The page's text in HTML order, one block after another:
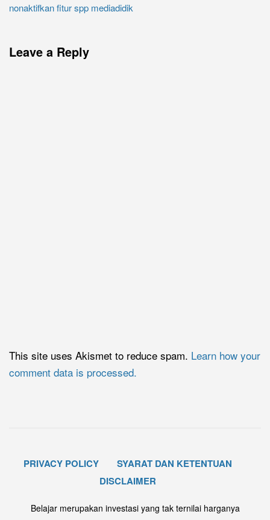
nonaktifkan fitur spp mediadidik
Leave a Reply
This site uses Akismet to reduce spam. Learn how your
comment data is processed.
PRIVACY POLICY
SYARAT DAN KETENTUAN
DISCLAIMER
Belajar merupakan investasi yang tak ternilai harganya